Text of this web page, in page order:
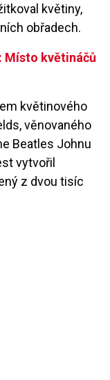
květiny,
obřadech.
Místo květináčů
květinového
věnovaného
Beatles Johnu
vytvořil
z dvou tisíc